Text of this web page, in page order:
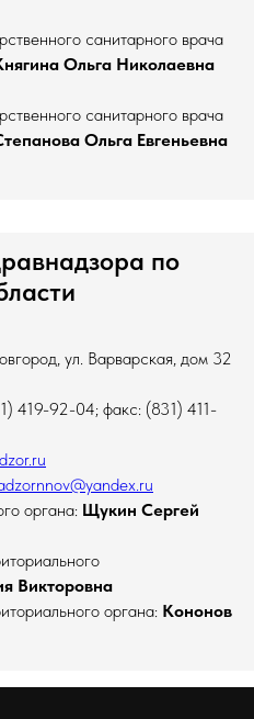
санитарного врача
Ольга Николаевна
санитарного врача
Ольга Евгеньевна
по
ул. Варварская, дом 32
419-92-04; факс: (831) 411-
органа: Щукин Сергей
Викторовна
органа: Кононов